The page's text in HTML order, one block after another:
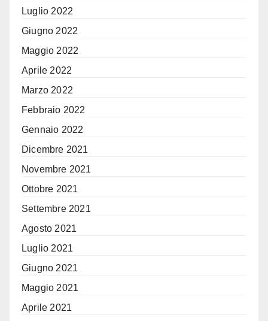
Luglio 2022
Giugno 2022
Maggio 2022
Aprile 2022
Marzo 2022
Febbraio 2022
Gennaio 2022
Dicembre 2021
Novembre 2021
Ottobre 2021
Settembre 2021
Agosto 2021
Luglio 2021
Giugno 2021
Maggio 2021
Aprile 2021